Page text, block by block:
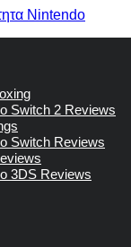
Switch 2 Reviews
Switch Reviews
3DS Reviews